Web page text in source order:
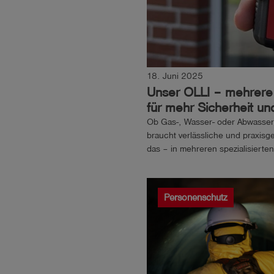
18. Juni 2025
Unser OLLI –
für mehr Sicherheit
Ob Gas-, Wasser- oder
braucht verlässliche und
das – in mehreren
Personenschutz